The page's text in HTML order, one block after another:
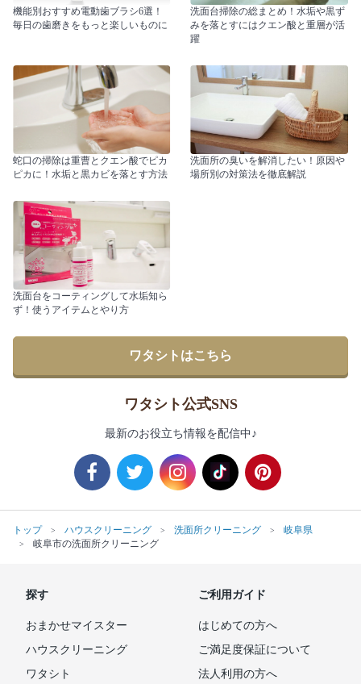
機能別おすすめ電動歯ブラシ6選！
毎日の歯磨きをもっと楽しいものに
洗面台掃除の総まとめ！水垢や黒ず
みを落とすにはクエン酸と重層が活
躍
蛇口の掃除は重曹とクエン酸でピカ
ピカに！水垢と黒カビを落とす方法
洗面所の臭いを解消したい！原因や
場所別の対策法を徹底解説
洗面台をコーティングして水垢知ら
ず！使うアイテムとやり方
ワタシトはこちら
ワタシト公式SNS
最新のお役立ち情報を配信中♪
トップ ハウスクリーニング 洗面所クリーニング
岐阜県
岐阜市の洗面所クリーニング
探す
おまかせマイスター
ハウスクリーニング
ワタシト
ご利用ガイド
はじめての方へ
ご満足度保証について
法人利用の方へ